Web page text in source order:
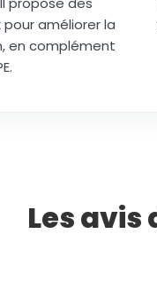
améliorer la
en complément
Les